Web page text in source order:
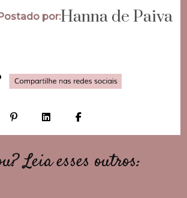
por:Hanna de Paiva
Leia esses outros: